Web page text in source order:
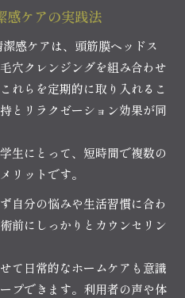
感ケアの実践法
感ケアは、頭筋膜ヘッドス
穴クレンジングを組み合わせ
れらを定期的に取り入れるこ
とリラクゼーション効果が同
生にとって、短時間で複数の
リットです。
自分の悩みや生活習慣に合わ
前にしっかりとカウンセリン
て日常的なホームケアも意識
プできます。利用者の声や体